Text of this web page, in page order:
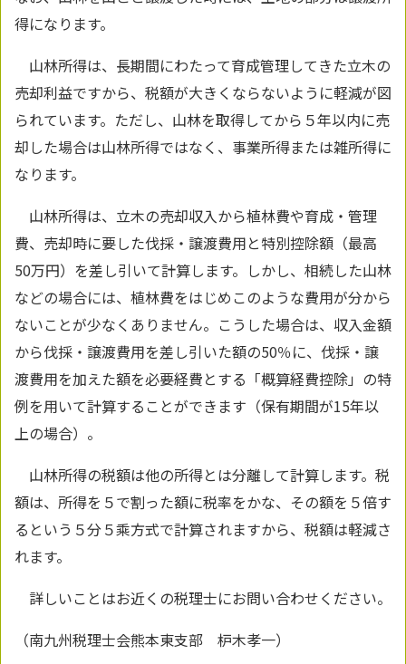
得になります。
山林所得は、長期間にわたって育成管理してきた立木の
売却利益ですから、税額が大きくならないように軽減が図
られています。ただし、山林を取得してから５年以内に売
却した場合は山林所得ではなく、事業所得または雑所得に
なります。
山林所得は、立木の売却収入から植林費や育成・管理
費、売却時に要した伐採・譲渡費用と特別控除額（最高
50万円）を差し引いて計算します。しかし、相続した山林
などの場合には、植林費をはじめこのような費用が分から
ないことが少なくありません。こうした場合は、収入金額
から伐採・譲渡費用を差し引いた額の50％に、伐採・譲
渡費用を加えた額を必要経費とする「概算経費控除」の特
例を用いて計算することができます（保有期間が15年以
上の場合）。
山林所得の税額は他の所得とは分離して計算します。税
額は、所得を５で割った額に税率をかな、その額を５倍す
るという５分５乘方式で計算されますから、税額は軽減さ
れます。
詳しいことはお近くの税理士にお問い合わせください。
（南九州税理士会熊本東支部 枦木孝一）